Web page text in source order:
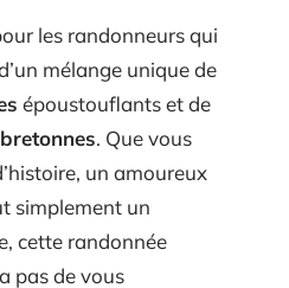
les randonneurs qui
mélange unique de
époustouflants et de
. Que vous
un amoureux
simplement un
cette randonnée
pas de vous